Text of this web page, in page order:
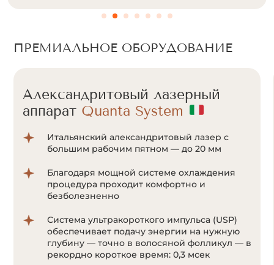
ПРЕМИАЛЬНОЕ ОБОРУДОВАНИЕ
Александритовый лазерный
аппарат Cunosure Apogee+
Отсутствие болевых ощущений за счет
мощной системы охлаждения Zimmer;
Система ультракороткого импульса
позволяет воздействовать на волоски даже
с минимальным количеством пигмента